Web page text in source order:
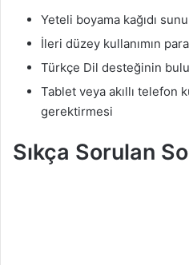
Yeteli boyama kağıdı
İleri düzey kullanımın
Türkçe Dil desteğinin
Tablet veya akıllı telefon
gerektirmesi
Sıkça Sorulan